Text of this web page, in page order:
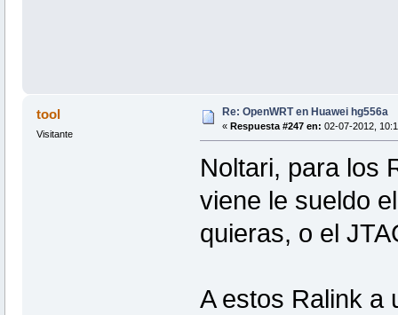
tool
Visitante
Re: OpenWRT en Huawei hg556a
« Respuesta #247 en: 02-07-2012,
Noltari, para los
viene le sueldo
quieras, o el
A estos Ralink a